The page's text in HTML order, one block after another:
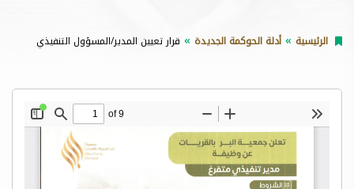
الرئيسية أدلة الحوكمة الجديدة قرار تعيين المدير/المسؤول التنفيذي